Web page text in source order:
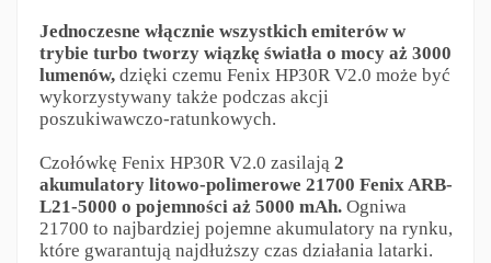
Jednoczesne włącznie wszystkich emiterów w
trybie turbo tworzy wiązkę światła o mocy aż 3000
lumenów,dzięki czemu Fenix HP30R V2.0 może być
wykorzystywany także podczas akcji
poszukiwawczo-ratunkowych.
Czołówkę Fenix HP30R V2.0 zasilają 2
akumulatory litowo-polimerowe 21700 Fenix ARB-
L21-5000 o pojemności aż 5000 mAh.Ogniwa
21700 to najbardziej pojemne akumulatory na rynku,
które gwarantują najdłuższy czas działania latarki.